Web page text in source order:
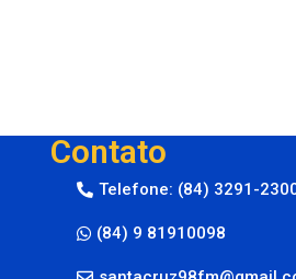
Contato
Telefone: (84) 3291-
(84) 9 81910098